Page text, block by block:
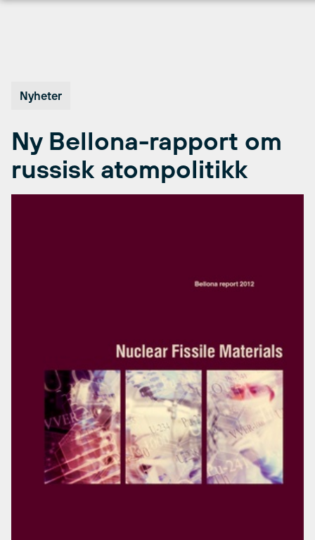
Nyheter
Ny Bellona-rapport om
russisk atompolitikk